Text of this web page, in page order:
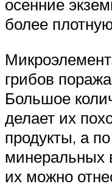
осенние
более
грибов
Большое
делает их
продукты, а
минеральных
их можно